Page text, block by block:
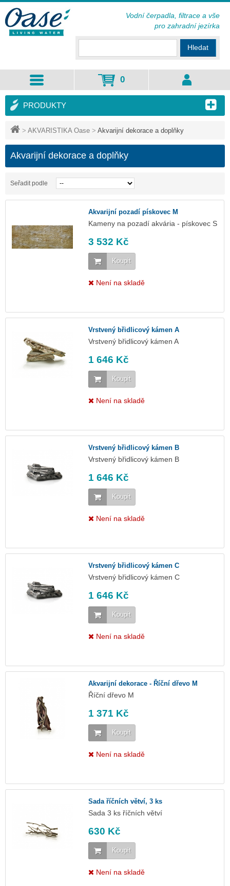
> AKVARISTIKA Oase > Akvarijní dekorace a doplňky
Akvarijní dekorace a doplňky
Seřadit podle
Akvarijní pozadí pískovec M
Kameny na pozadí akvária - pískovec S
3 532 Kč
Koupit
Není na skladě
Vrstvený břidlicový kámen A
Vrstvený břidlicový kámen A
1 646 Kč
Koupit
Není na skladě
Vrstvený břidlicový kámen B
Vrstvený břidlicový kámen B
1 646 Kč
Koupit
Není na skladě
Vrstvený břidlicový kámen C
Vrstvený břidlicový kámen C
1 646 Kč
Koupit
Není na skladě
Akvarijní dekorace - Říční dřevo M
Říční dřevo M
1 371 Kč
Koupit
Není na skladě
Sada říčních větví, 3 ks
Sada 3 ks říčních větví
630 Kč
Koupit
Není na skladě
PRODUKTY
Hledat
0
Vodní čerpadla, filtrace a vše
pro zahradní jezírka